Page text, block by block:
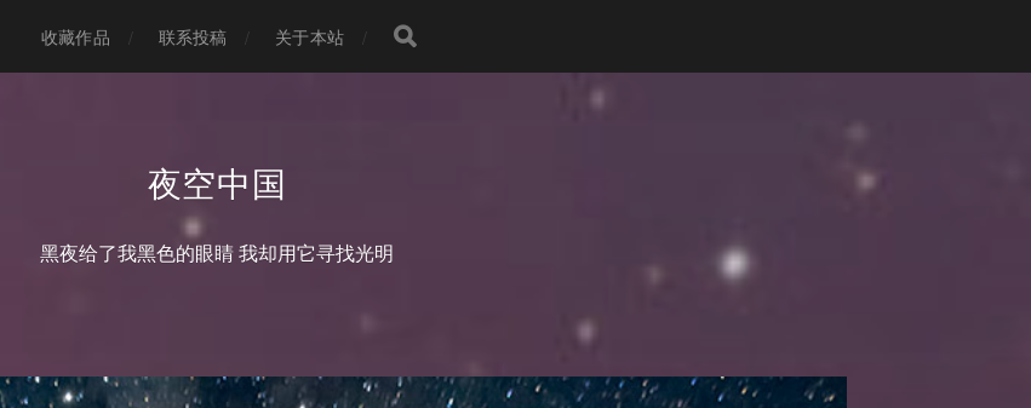
收藏作品 联系投稿 关于本站
夜空中国
黑夜给了我黑色的眼睛 我却用它寻找光明